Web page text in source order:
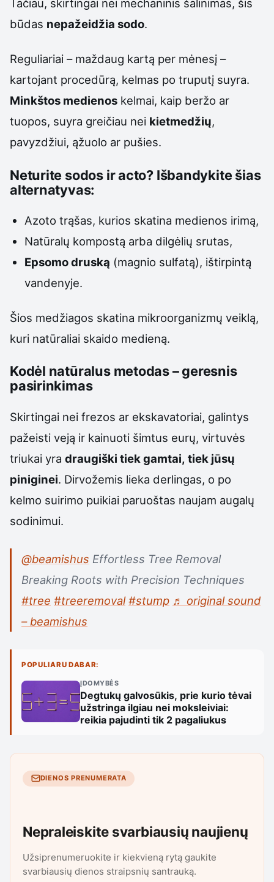
Tačiau, skirtingai nei mechaninis šalinimas, šis
būdas nepažeidžia sodo.
Reguliariai – maždaug kartą per mėnesį –
kartojant procedūrą, kelmas po truputį suyra.
Minkštos medienos kelmai, kaip beržo ar
tuopos, suyra greičiau nei kietmedžių,
pavyzdžiui, ąžuolo ar pušies.
Neturite sodos ir acto? Išbandykite šias
alternatyvas:
Azoto trąšas, kurios skatina medienos irimą,
Natūralų kompostą arba dilgėlių srutas,
Epsomo druską (magnio sulfatą), ištirpintą
vandenyje.
Šios medžiagos skatina mikroorganizmų veiklą,
kuri natūraliai skaido medieną.
Kodėl natūralus metodas – geresnis
pasirinkimas
Skirtingai nei frezos ar ekskavatoriai, galintys
pažeisti veją ir kainuoti šimtus eurų, virtuvės
triukai yra draugiški tiek gamtai, tiek jūsų
piniginei. Dirvožemis lieka derlingas, o po
kelmo suirimo puikiai paruoštas naujam augalų
sodinimui.
@beamishus Effortless Tree Removal
Breaking Roots with Precision Techniques
#tree #treeremoval #stump ♬ original sound
– beamishus
POPULIARU DABAR:
ĮDOMYBĖS
Degtukų galvosūkis, prie kurio tėvai
užstringa ilgiau nei moksleiviai:
reikia pajudinti tik 2 pagaliukus
DIENOS PRENUMERATA
Nepraleiskite svarbiausių naujienų
Užsiprenumeruokite ir kiekvieną rytą gaukite
svarbiausių dienos straipsnių santrauką.